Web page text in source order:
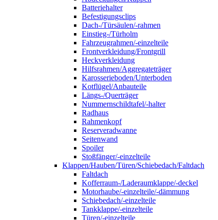
Batteriehalter
Befestigungsclips
Dach-/Türsäulen/-rahmen
Einstieg-/Türholm
Fahrzeugrahmen/-einzelteile
Frontverkleidung/Frontgrill
Heckverkleidung
Hilfsrahmen/Aggregateträger
Karosserieboden/Unterboden
Kotflügel/Anbauteile
Längs-/Querträger
Nummernschildtafel/-halter
Radhaus
Rahmenkopf
Reserveradwanne
Seitenwand
Spoiler
Stoßfänger/-einzelteile
Klappen/Hauben/Türen/Schiebedach/Faltdach
Faltdach
Kofferraum-/Laderaumklappe/-deckel
Motorhaube/-einzelteile/-dämmung
Schiebedach/-einzelteile
Tankklappe/-einzelteile
Türen/-einzelteile